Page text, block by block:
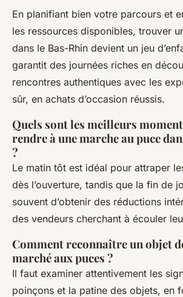
En planifiant bien votre parcours et
les ressources disponibles, trouver
dans le Bas-Rhin devient un jeu
garantit des journées riches en
rencontres authentiques avec les
sûr, en achats d’occasion réussis.
Quels sont les meilleurs
rendre à une marche au puce
?
Le matin tôt est idéal pour attraper
dès l’ouverture, tandis que la fin de
souvent d’obtenir des réductions
des vendeurs cherchant à écouler
Comment reconnaître un objet
marché aux puces ?
Il faut examiner attentivement les
poinçons et la patine des objets, en